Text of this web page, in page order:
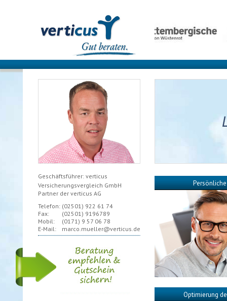
Geschäftsführer: verticus
Versicherungsvergleich GmbH
Partner der verticus AG
Telefon: (02501) 922 61 74
Fax:
(02501) 9196789
Mobil:
(0171) 9 57 06 78
E-Mail:
marco.mueller@verticus.de
Optimierung